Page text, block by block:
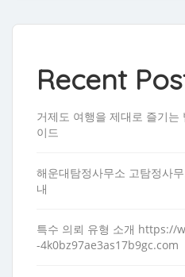
Recent
거제도 여행을 제대로 즐기
이드
해운대탐정사무소 고탐정사
내
특수 의뢰 유형 소개 https://
-4k0bz97ae3as17b9gc.com